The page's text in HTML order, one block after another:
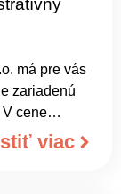
má pre vás
zariadenú
cene
a
viac